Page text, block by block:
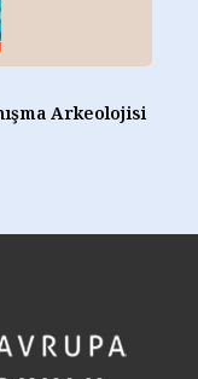
Arkeolojisi